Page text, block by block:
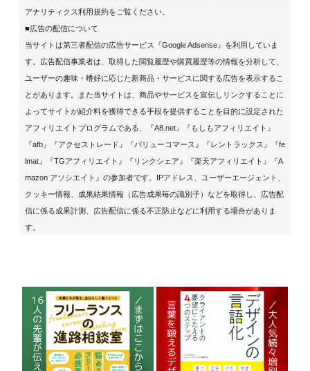
アナリティクス利用規約をご覧ください。
■広告の配信について
当サイトは第三者配信の広告サービス『Google Adsense』を利用していま
す。広告配信事業者は、取得した閲覧履歴や購買履歴等の情報を分析して、
ユーザーの趣味・嗜好に応じた新商品・サービスに関する広告を表示するこ
とがあります。また当サイトは、商品やサービスを宣伝しリンクすることに
よってサイトが紹介料を獲得できる手段を提供することを目的に設定された
アフィリエイトプログラムである、『A8.net』『もしもアフィリエイト』
『afb』『アクセストレード』『バリューコマース』『レントラックス』『fe
lmat』『TGアフィリエイト』『リンクシェア』『楽天アフィリエイト』『A
mazon アソシエイト』の参加者です。IPアドレス、ユーザーエージェント、
クッキー情報、成果結果情報（広告成果毎の識別子）などを取得し、広告配
信に係る成果計測、広告配信に係る不正防止などに利用する場合がありま
す。